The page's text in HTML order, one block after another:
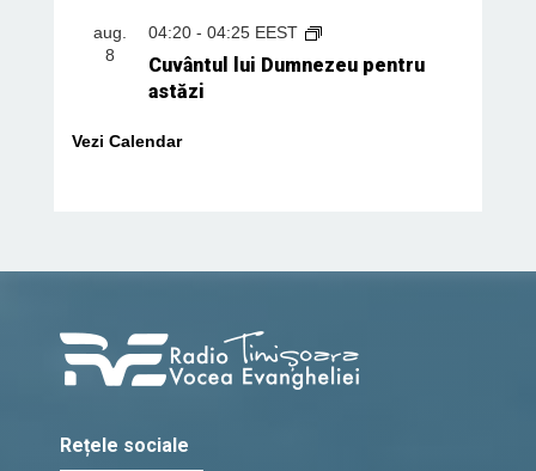
aug.
8
04:20- 04:25 EEST
Cuvântul lui Dumnezeu pentru
astăzi
Vezi Calendar
Rețele sociale